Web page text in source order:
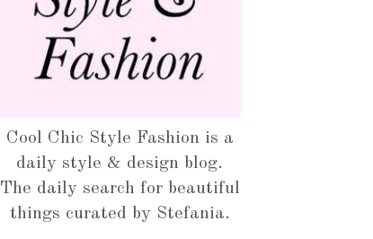
Cool Chic Style Fashion is a
daily style & design blog.
The daily search for beautiful
things curated by Stefania.